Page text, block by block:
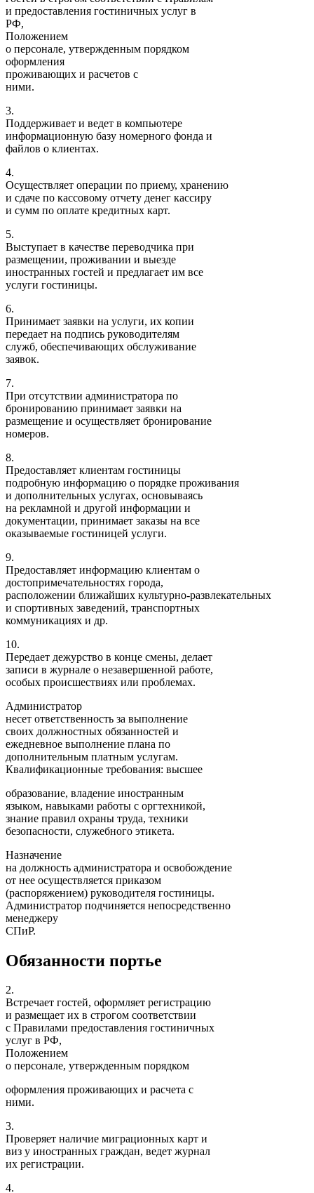
и предоставления гостиничных услуг в
РФ,
Положением
о персонале, утвержденным порядком
оформления
проживающих и расчетов с
ними.
3.
Поддерживает и ведет в компьютере
информационную базу номерного фонда и
файлов о клиентах.
4.
Осуществляет операции по приему, хранению
и сдаче по кассовому отчету денег кассиру
и сумм по оплате кредитных карт.
5.
Выступает в качестве переводчика при
размещении, проживании и выезде
иностранных гостей и предлагает им все
услуги гостиницы.
6.
Принимает заявки на услуги, их копии
передает на подпись руководителям
служб, обеспечивающих обслуживание
заявок.
7.
При отсутствии администратора по
бронированию принимает заявки на
размещение и осуществляет бронирование
номеров.
8.
Предоставляет клиентам гостиницы
подробную информацию о порядке проживания
и дополнительных услугах, основываясь
на рекламной и другой информации и
документации, принимает заказы на все
оказываемые гостиницей услуги.
9.
Предоставляет информацию клиентам о
достопримечательностях города,
расположении ближайших культурно-развлекательных
и спортивных заведений, транспортных
коммуникациях и др.
10.
Передает дежурство в конце смены, делает
записи в журнале о незавершенной работе,
особых происшествиях или проблемах.
Администратор
несет ответственность за выполнение
своих должностных обязанностей и
ежедневное выполнение плана по
дополнительным платным услугам.
Квалификационные требования: высшее
образование, владение иностранным
языком, навыками работы с оргтехникой,
знание правил охраны труда, техники
безопасности, служебного этикета.
Назначение
на должность администратора и освобождение
от нее осуществляется приказом
(распоряжением) руководителя гостиницы.
Администратор подчиняется непосредственно
менеджеру
СПиР.
Обязанности портье
2.
Встречает гостей, оформляет регистрацию
и размещает их в строгом соответствии
с Правилами предоставления гостиничных
услуг в РФ,
Положением
о персонале, утвержденным порядком
оформления проживающих и расчета с
ними.
3.
Проверяет наличие миграционных карт и
виз у иностранных граждан, ведет журнал
их регистрации.
4.